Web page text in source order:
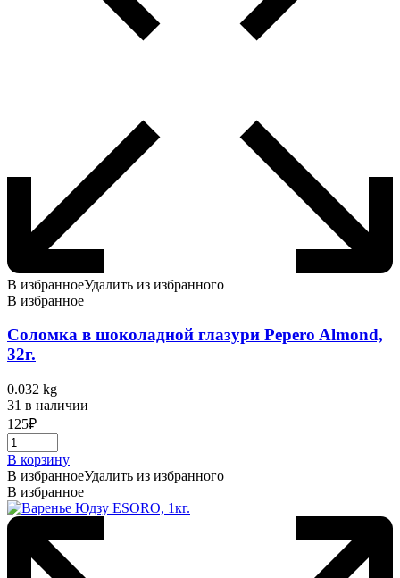
В избранноеУдалить из избранного
В избранное
Соломка в шоколадной глазури Pepero Almond,
32г.
0.032 kg
31 в наличии
125₽
В корзину
В избранноеУдалить из избранного
В избранное